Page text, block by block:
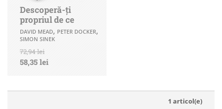
Descoperă-ți
propriul de ce
DAVID MEAD, PETER DOCKER,
SIMON SINEK
72,94 lei
58,35 lei
1 articol(e)